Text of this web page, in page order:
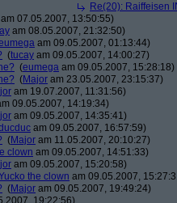
Re(20): Raiffeisen
am 07.05.2007, 13:50:55)
am 08.05.2007, 21:32:50)
am 09.05.2007, 01:13:44)
(tucay am 09.05.2007, 14:00:27)
(eumega am 09.05.2007, 15:28:18)
(Major am 23.05.2007, 23:15:37)
am 19.07.2007, 11:31:56)
09.05.2007, 14:19:34)
am 09.05.2007, 14:35:41)
am 09.05.2007, 16:57:59)
(Major am 11.05.2007, 20:10:27)
clown am 09.05.2007, 14:51:33)
am 09.05.2007, 15:20:58)
the clown am 09.05.2007,
(Major am 09.05.2007, 19:49:24)
19:22:56)